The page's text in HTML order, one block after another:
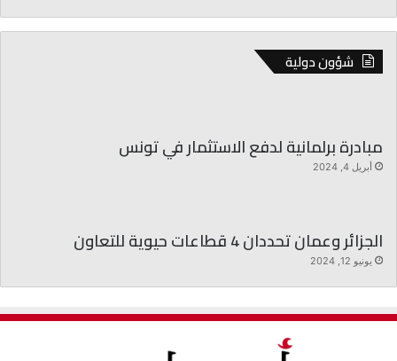
شؤون دولية
مبادرة برلمانية لدفع الاستثمار في تونس
أبريل 4, 2024
الجزائر وعمان تحددان 4 قطاعات حيوية للتعاون
يونيو 12, 2024